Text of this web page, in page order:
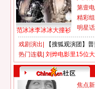
范冰冰李冰冰大撞衫
第壹
精彩
明星
戏剧演出
【搜狐观演团】
热门连载 刘烨电影里15位
焦点